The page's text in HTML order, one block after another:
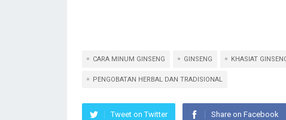
CARA MINUM GINSENG GINSENG KHASIAT
PENGOBATAN HERBAL DAN TRADISIONAL
Tweet on Twitter Share on Facebook